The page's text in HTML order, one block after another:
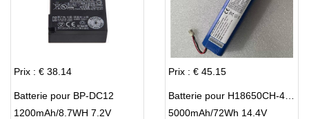
Prix : € 38.14
Batterie pour BP-DC12
1200mAh/8.7WH 7.2V
Prix : € 45.15
5000mAh/72Wh 14.4V